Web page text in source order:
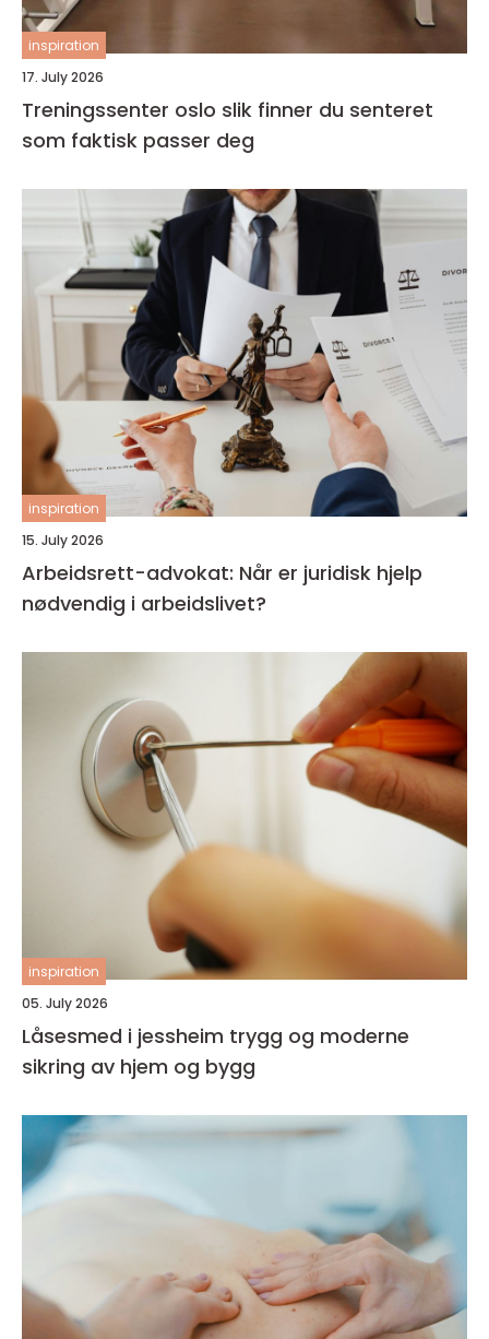
inspiration
17. July 2026
Treningssenter oslo slik finner du senteret
som faktisk passer deg
inspiration
15. July 2026
Arbeidsrett-advokat: Når er juridisk hjelp
nødvendig i arbeidslivet?
inspiration
05. July 2026
Låsesmed i jessheim trygg og moderne
sikring av hjem og bygg